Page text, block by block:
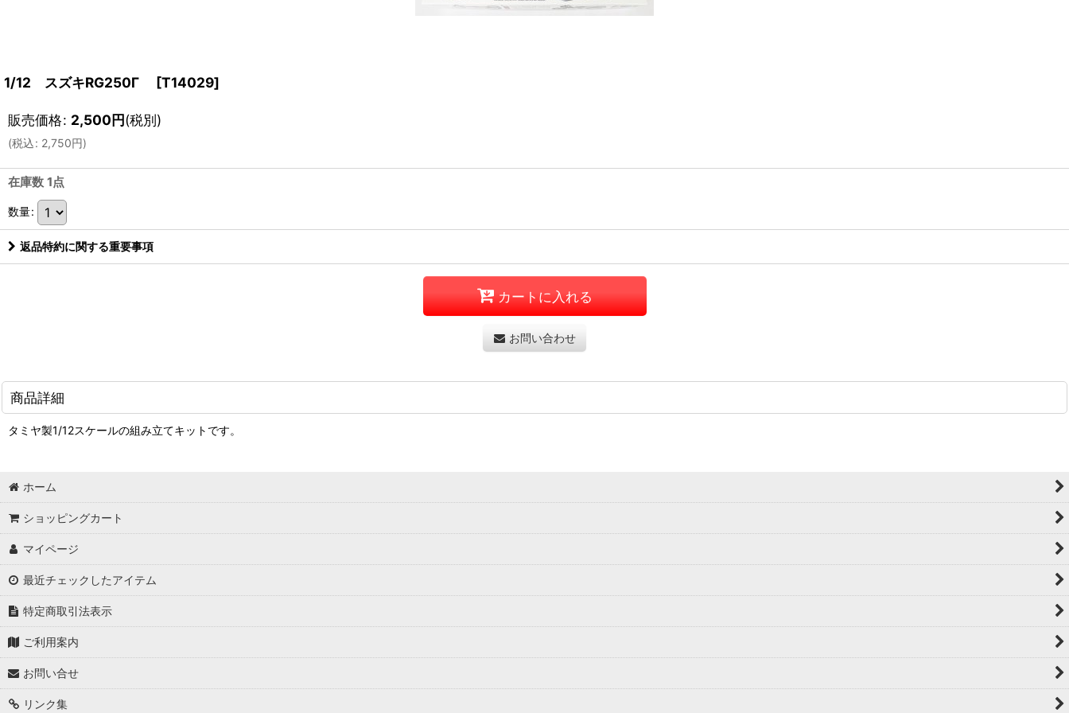
1/12 スズキRG250Γ [T14029]
販売価格: 2,500円(税別)
(税込: 2,750円)
在庫数 1点
数量:
返品特約に関する重要事項
カートに入れる
お問い合わせ
商品詳細
タミヤ製1/12スケールの組み立てキットです。
ホーム
ショッピングカート
マイページ
最近チェックしたアイテム
特定商取引法表示
ご利用案内
お問い合せ
リンク集